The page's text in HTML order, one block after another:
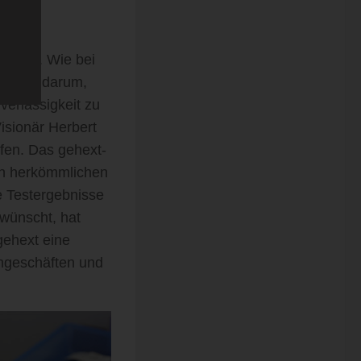
Wie bei
darum,
zu
Herbert
Das gehext-
herkömmlichen
Testergebnisse
hat
eine
und
in
die